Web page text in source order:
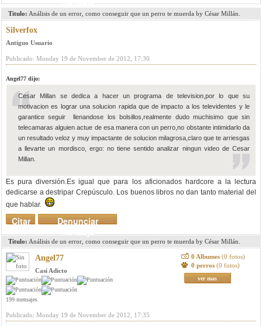
Titulo: Análisis de un error, como conseguir que un perro te muerda by César Millán.
Silverfox
Antiguo Usuario
Publicado: Monday 19 de November de 2012, 17:30
Angel77 dijo:
Cesar Millan se dedica a hacer un programa de television,por lo que su
motivacion es lograr una solucion rapida que de impacto a los televidentes y le
garantice seguir llenandose los bolsillos,realmente dudo muchisimo que sin
telecamaras alguien actue de esa manera con un perro,no obstante intimidarlo da
un resultado veloz y muy impactante de solucion milagrosa,claro que te arriesgas
a llevarte un mordisco, ergo: no tiene sentido analizar ningun video de Cesar
Millan.
Es pura diversión.Es igual que para los aficionados hardcore a la lectura
dedicarse a destripar Crepúsculo. Los buenos libros no dan tanto material del
que hablar.
Denunciar
mensaje
Citar
Titulo: Análisis de un error, como conseguir que un perro te muerda by César Millán.
Angel77
Casi Adicto
199 mensajes
0 Albumes (0 fotos)
0 perros (0 fotos)
ver mas
Publicado: Monday 19 de November de 2012, 17:35